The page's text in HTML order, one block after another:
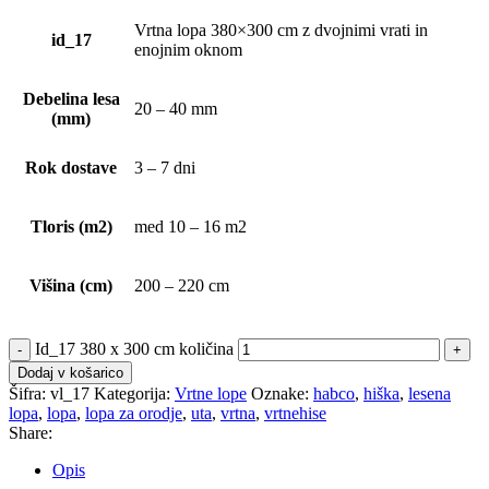
id_17
Vrtna lopa 380×300 cm z dvojnimi vrati in
enojnim oknom
Debelina lesa
(mm)
20 – 40 mm
Rok dostave 3 – 7 dni
Tloris (m2) med 10 – 16 m2
Višina (cm) 200 – 220 cm
Id_17 380 x 300 cm količina
Dodaj v košarico
Šifra: vl_17 Kategorija: Vrtne lope Oznake: habco, hiška, lesena
lopa, lopa, lopa za orodje, uta, vrtna, vrtnehise
Share:
Opis